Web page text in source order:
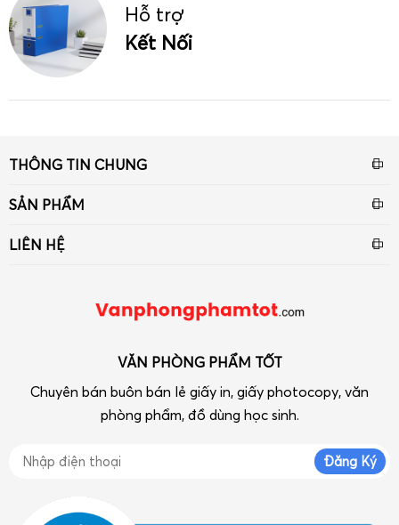
Hỗ trợ
Kết Nối
VĂN PHÒNG PHẨM TỐT
Chuyên bán buôn bán lẻ giấy in, giấy photocopy, văn
phòng phẩm, đồ dùng học sinh.
Đăng Ký
LIÊN HỆ
Điện thoại: 090 239 2933
SẢN PHẨM
Bút viết - Mực viết
Thiết bị VP-Hóa Mỹ Phẩm-Tạp phẩm
Dụng cụ học tập
THÔNG TIN CHUNG
Liên hệ - Góp ý
Tra cứu hóa đơn điện tử